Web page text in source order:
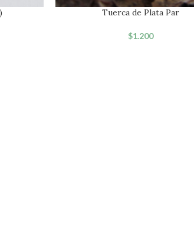
Tuerca de Plata Par
$1.200